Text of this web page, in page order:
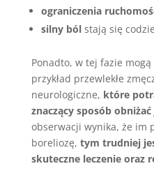
ograniczenia
silny bólstają się
Ponadto, w tej fazie
przykład przewlekłe
neurologiczne, które
znaczący sposób
obserwacji wynika, że im
boreliozę, tym trudniej
skuteczne leczenie oraz